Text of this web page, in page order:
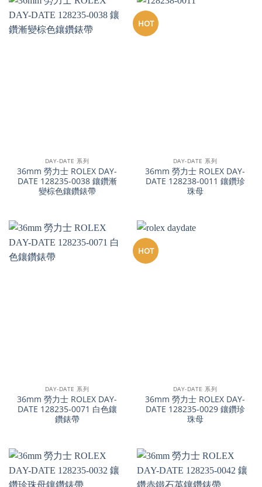
DAY-DATE 系列
36mm 勞力士 ROLEX DAY-
DATE 128235-0038 鑲鑽漸
變棕色鑲鑽錶帶
HOT
DAY-DATE 系列
36mm 勞力士 ROLEX DAY-
DATE 128238-0011 鑲鑽珍
珠母
DAY-DATE 系列
36mm 勞力士 ROLEX DAY-
DATE 128235-0071 白色鑲
鑽錶帶
HOT
DAY-DATE 系列
36mm 勞力士 ROLEX DAY-
DATE 128235-0029 鑲鑽珍
珠母